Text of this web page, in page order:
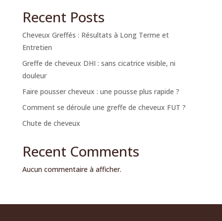
Recent Posts
Cheveux Greffés : Résultats à Long Terme et
Entretien
Greffe de cheveux DHI : sans cicatrice visible, ni
douleur
Faire pousser cheveux : une pousse plus rapide ?
Comment se déroule une greffe de cheveux FUT ?
Chute de cheveux
Recent Comments
Aucun commentaire à afficher.